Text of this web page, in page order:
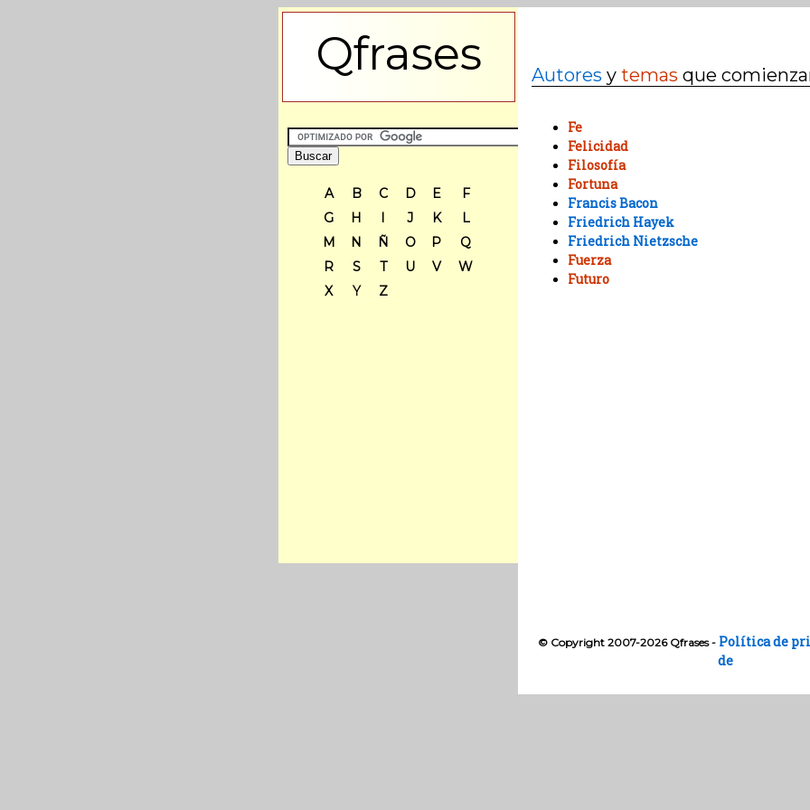
Qfrases
A B C D E
F
G
H I J K
L
M
N Ñ O P
Q
R
S T U V
W
X
Y Z
Autores y temas que
Fe
Felicidad
Filosofía
Fortuna
Francis Bacon
Friedrich Hayek
Friedrich Nietzsche
Fuerza
Futuro
© Copyright 2007-2026 Qfrases - Política de
de